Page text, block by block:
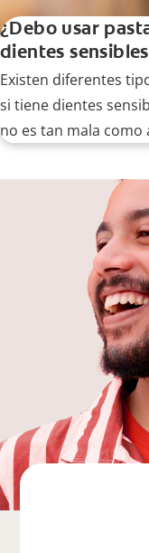
¿Debo usar
dientes
Existen diferentes
si tiene dientes
no es tan mala como